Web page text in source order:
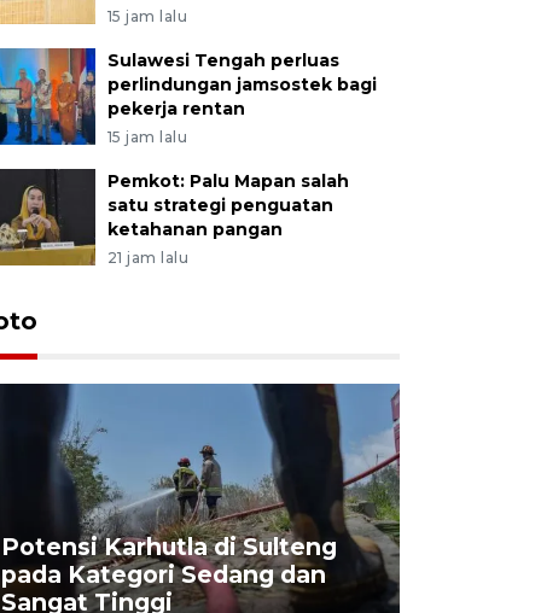
15 jam lalu
Sulawesi Tengah perluas
perlindungan jamsostek bagi
pekerja rentan
15 jam lalu
Pemkot: Palu Mapan salah
satu strategi penguatan
ketahanan pangan
21 jam lalu
Potensi Karhutla di Sulteng
pada Kategori Sedang dan
Sangat Tinggi